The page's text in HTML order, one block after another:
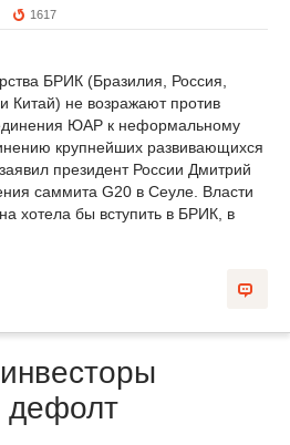
1617
БРИК (Бразилия, Россия,
Китай) не возражают против
ЮАР к неформальному
крупнейших развивающихся
президент России Дмитрий
саммита G20 в Сеуле. Власти
хотела бы вступить в БРИК, в
дефолт